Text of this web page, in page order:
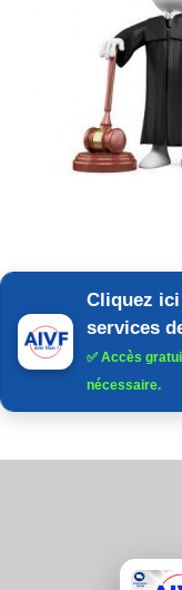
Cliquez
services
✅Accès
nécessaire.